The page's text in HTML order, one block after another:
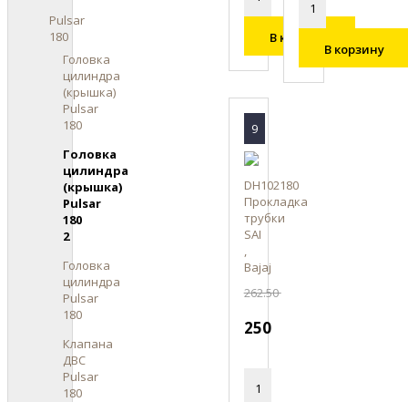
Pulsar
180
Головка
цилиндра
(крышка)
Pulsar
180
Головка
цилиндра
(крышка)
Pulsar
180
2
Головка
цилиндра
Pulsar
180
Клапана
ДВС
Pulsar
180
В корзину
В корзину
9
DH102180
Прокладка
трубки
SAI
,
Bajaj
262.50
250